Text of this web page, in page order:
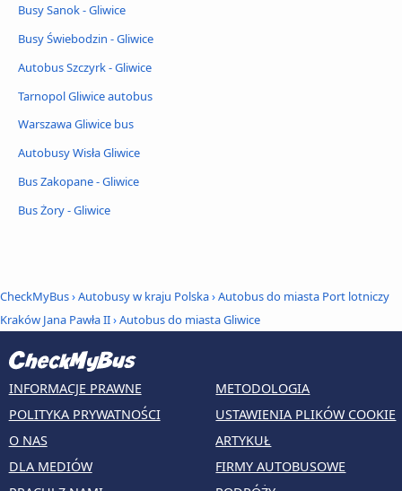
Busy Sanok - Gliwice
Busy Świebodzin - Gliwice
Autobus Szczyrk - Gliwice
Tarnopol Gliwice autobus
Warszawa Gliwice bus
Autobusy Wisła Gliwice
Bus Zakopane - Gliwice
Bus Żory - Gliwice
CheckMyBus›Autobusy w kraju Polska›Autobus do miasta Port lotniczy
Kraków Jana Pawła II›Autobus do miasta Gliwice
INFORMACJE PRAWNE
POLITYKA PRYWATNOŚCI
O NAS
DLA MEDIÓW
METODOLOGIA
USTAWIENIA PLIKÓW COOKIE
ARTYKUŁ
FIRMY AUTOBUSOWE